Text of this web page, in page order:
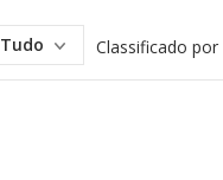
Tudo Classificado por